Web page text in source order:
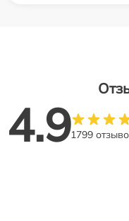
4.91799